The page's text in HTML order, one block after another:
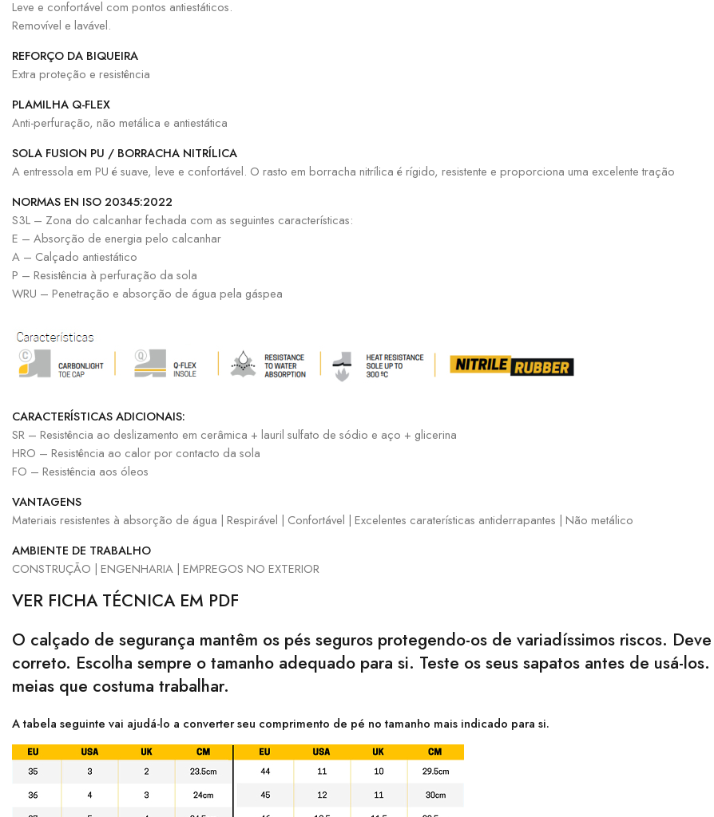
Leve e confortável com pontos antiestáticos.
Removível e lavável.
REFORÇO DA BIQUEIRA
Extra proteção e resistência
PLAMILHA Q-FLEX
Anti-perfuração, não metálica e antiestática
SOLA FUSION PU / BORRACHA NITRÍLICA
A entressola em PU é suave, leve e confortável. O rasto em borracha nitrílica é rígido, resistente e proporciona uma excelente tração
NORMAS EN ISO 20345:2022
S3L – Zona do calcanhar fechada com as seguintes características:
E – Absorção de energia pelo calcanhar
A – Calçado antiestático
P – Resistência à perfuração da sola
WRU – Penetração e absorção de água pela gáspea
CARACTERÍSTICAS ADICIONAIS:
SR – Resistência ao deslizamento em cerâmica + lauril sulfato de sódio e aço + glicerina
HRO – Resistência ao calor por contacto da sola
FO – Resistência aos óleos
VANTAGENS
Materiais resistentes à absorção de água | Respirável | Confortável | Excelentes caraterísticas antiderrapantes | Não metálico
AMBIENTE DE TRABALHO
CONSTRUÇÃO | ENGENHARIA | EMPREGOS NO EXTERIOR
VER FICHA TÉCNICA EM PDF
O calçado de segurança mantêm os pés seguros protegendo-os de variadíssimos riscos.
correto. Escolha sempre o tamanho adequado para si. Teste os seus sapatos antes de usá-
meias que costuma trabalhar.
A tabela seguinte vai ajudá-lo a converter seu comprimento de pé no tamanho mais indicado para si.